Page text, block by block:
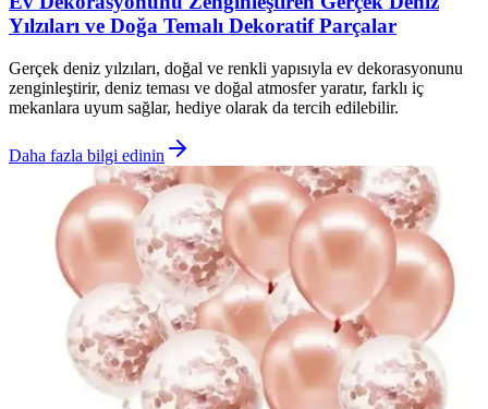
Yılzıları ve Doğa Temalı Dekoratif Parçalar
Gerçek deniz yılzıları, doğal ve renkli yapısıyla ev dekorasyonunu
zenginleştirir, deniz teması ve doğal atmosfer yaratır, farklı iç
mekanlara uyum sağlar, hediye olarak da tercih edilebilir.
Daha fazla bilgi edinin